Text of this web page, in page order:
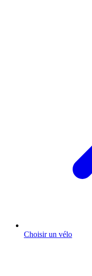
Choisir un vélo